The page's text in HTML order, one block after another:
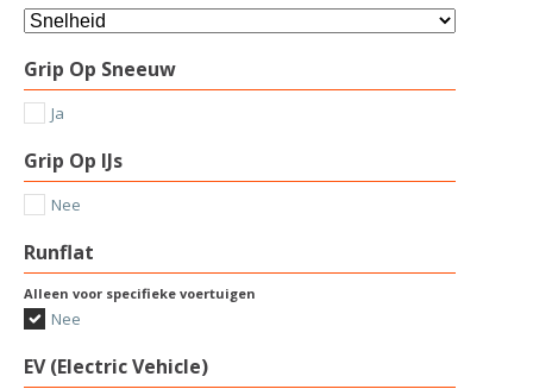
Grip Op Sneeuw
Ja
Grip Op IJs
Nee
Runflat
Alleen voor specifieke voertuigen
Nee
EV (Electric Vehicle)